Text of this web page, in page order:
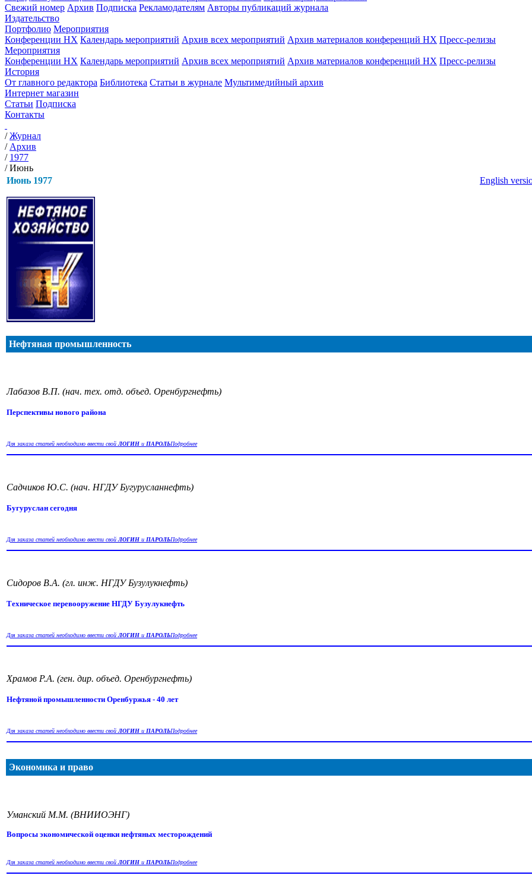
Свежий номер Архив Подписка Рекламодателям Авторы публикаций журнала
Издательство
Портфолио Мероприятия
Конференции НХ Календарь мероприятий Архив всех мероприятий Архив материалов конференций НХ Пресс-релизы
Мероприятия
Конференции НХ Календарь мероприятий Архив всех мероприятий Архив материалов конференций НХ Пресс-релизы
История
От главного редактора Библиотека Статьи в журнале Мультимедийный архив
Интернет магазин
Статьи Подписка
Контакты
/Журнал
/ Архив
/ 1977
/Июнь
Июнь 1977
English
Нефтяная промышленность
Лабазов В.П. (нач. тех. отд. объед. Оренбургнефть)
Перспективы нового района
Для заказа статей необходимо ввести свойЛОГИН и ПАРОЛЬПодробнее
Садчиков Ю.С. (нач. НГДУ Бугурусланнефть)
Бугуруслан сегодня
Для заказа статей необходимо ввести свойЛОГИН и ПАРОЛЬПодробнее
Сидоров В.А. (гл. инж. НГДУ Бузулукнефть)
Техническое перевооружение НГДУ Бузулукнефть
Для заказа статей необходимо ввести свойЛОГИН и ПАРОЛЬПодробнее
Храмов Р.А. (ген. дир. объед. Оренбургнефть)
Нефтяной промышленности Оренбуржья - 40 лет
Для заказа статей необходимо ввести свойЛОГИН и ПАРОЛЬПодробнее
Экономика и право
Уманский М.М. (ВНИИОЭНГ)
Вопросы экономической оценки нефтяных месторождений
Для заказа статей необходимо ввести свойЛОГИН и ПАРОЛЬПодробнее